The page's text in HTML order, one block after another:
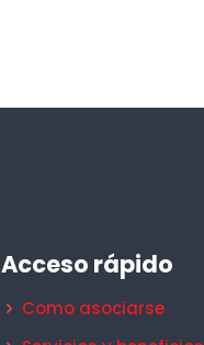
Acceso rápido
Como asociarse